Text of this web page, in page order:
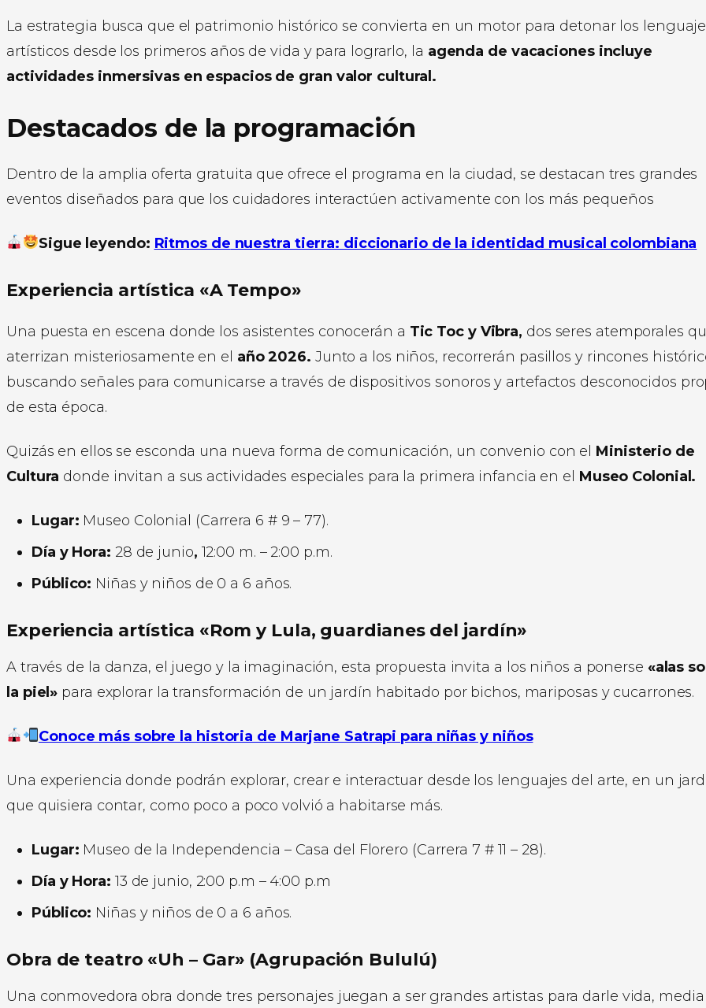
La estrategia busca que el patrimonio histórico se convierta en un motor para detonar los
artísticos desde los primeros años de vida y para lograrlo, la agenda de vacaciones incluye
actividades inmersivas en espacios de gran valor cultural.
Destacados de la programación
Dentro de la amplia oferta gratuita que ofrece el programa en la ciudad, se destacan tres grandes
eventos diseñados para que los cuidadores interactúen activamente con los más pequeños
Sigue leyendo: Ritmos de nuestra tierra: diccionario de la identidad musical colombiana
Experiencia artística «A Tempo»
Una puesta en escena donde los asistentes conocerán a Tic Toc y Vibra, dos seres atemporales
aterrizan misteriosamente en el año 2026. Junto a los niños, recorrerán pasillos y rincones
buscando señales para comunicarse a través de dispositivos sonoros y artefactos desconocidos
de esta época.
Quizás en ellos se esconda una nueva forma de comunicación, un convenio con el Ministerio de
Cultura donde invitan a sus actividades especiales para la primera infancia en el Museo Colonial.
Lugar: Museo Colonial (Carrera 6 # 9 – 77).
Día y Hora: 28 de junio, 12:00 m. – 2:00 p.m.
Público: Niñas y niños de 0 a 6 años.
Experiencia artística «Rom y Lula, guardianes del jardín»
A través de la danza, el juego y la imaginación, esta propuesta invita a los niños a ponerse «alas
la piel» para explorar la transformación de un jardín habitado por bichos, mariposas y cucarrones.
Conoce más sobre la historia de Marjane Satrapi para niñas y niños
Una experiencia donde podrán explorar, crear e interactuar desde los lenguajes del arte, en un
que quisiera contar, como poco a poco volvió a habitarse más.
Lugar: Museo de la Independencia – Casa del Florero (Carrera 7 # 11 – 28).
Día y Hora: 13 de junio, 2:00 p.m – 4:00 p.m
Público: Niñas y niños de 0 a 6 años.
Obra de teatro «Uh – Gar» (Agrupación Bululú)
Una conmovedora obra donde tres personajes juegan a ser grandes artistas para darle vida,